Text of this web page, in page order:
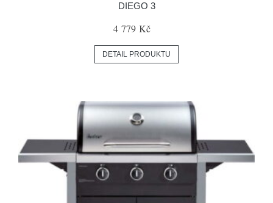
DIEGO 3
4 779 Kč
DETAIL PRODUKTU